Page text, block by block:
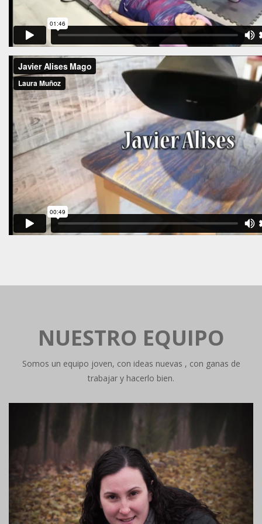
NUESTRO EQUIPO
Somos un equipo joven, con ideas nuevas , con ganas de
trabajar y hacerlo bien.